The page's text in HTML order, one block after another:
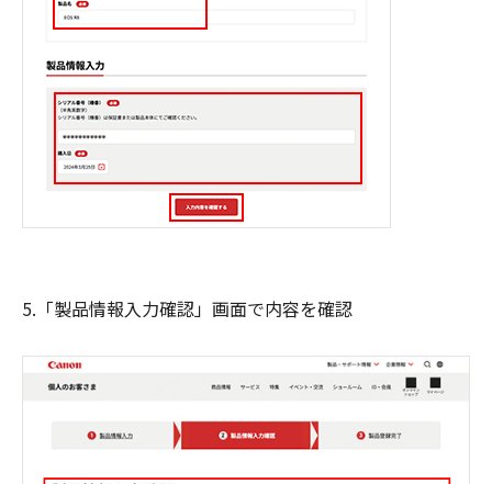
5.「製品情報入力確認」画面で内容を確認